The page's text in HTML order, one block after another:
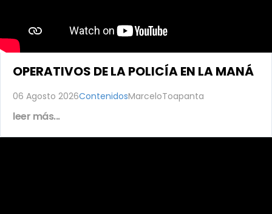
OPERATIVOS DE LA POLICÍA EN LA MANÁ
06 Agosto 2026ContenidosMarceloToapanta
leer más...